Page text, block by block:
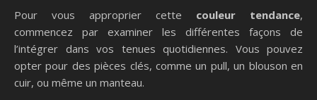
Pour vous approprier cette couleur tendance,
commencez par examiner les différentes façons de
l’intégrer dans vos tenues quotidiennes. Vous pouvez
opter pour des pièces clés, comme un pull, un blouson en
cuir, ou même un manteau.